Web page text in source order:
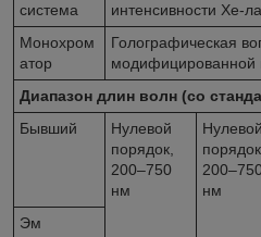
система
интенсивности Xe-
Монохром
атор
Голографическая
модифицированной
Диапазон длин волн (со
Бывший
Нулевой
порядок,
200–750
нм
Нулевой
порядок,
200–750
нм
Эм